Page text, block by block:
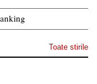
Toate stirile